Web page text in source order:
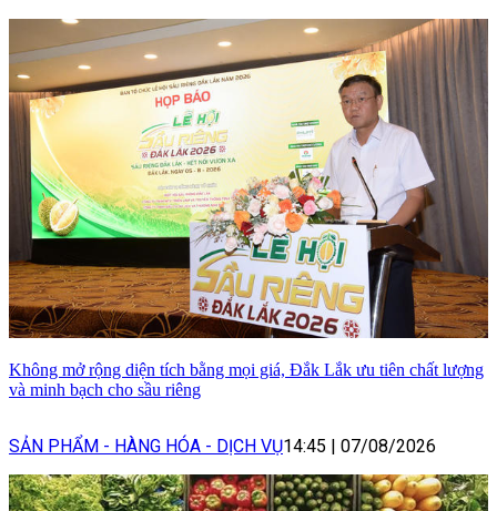
Không mở rộng diện tích bằng mọi giá, Đắk Lắk ưu tiên chất lượng
và minh bạch cho sầu riêng
SẢN PHẨM - HÀNG HÓA - DỊCH VỤ14:45 07/08/2026